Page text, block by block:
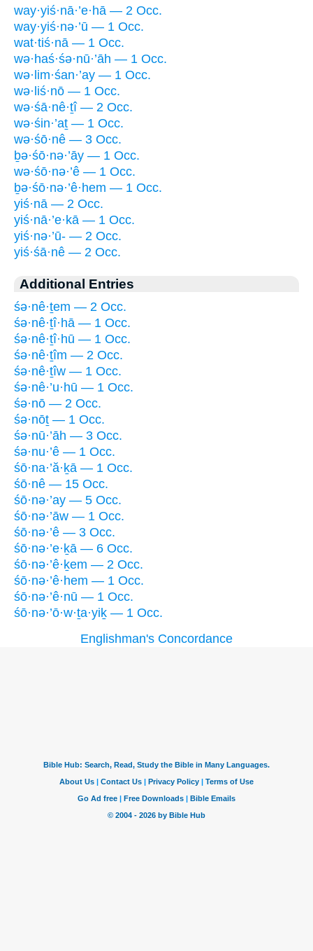
way·yiś·nā·’e·hā — 2 Occ.
way·yiś·nə·’ū — 1 Occ.
wat·tiś·nā — 1 Occ.
wə·haś·śə·nū·’āh — 1 Occ.
wə·lim·śan·’ay — 1 Occ.
wə·liś·nō — 1 Occ.
wə·śā·nê·ṯî — 2 Occ.
wə·śin·’aṯ — 1 Occ.
wə·śō·nê — 3 Occ.
ḇə·śō·nə·’āy — 1 Occ.
wə·śō·nə·’ê — 1 Occ.
ḇə·śō·nə·’ê·hem — 1 Occ.
yiś·nā — 2 Occ.
yiś·nā·’e·kā — 1 Occ.
yiś·nə·’ū- — 2 Occ.
yiś·śā·nê — 2 Occ.
Additional Entries
śə·nê·ṯem — 2 Occ.
śə·nê·ṯî·hā — 1 Occ.
śə·nê·ṯî·hū — 1 Occ.
śə·nê·ṯîm — 2 Occ.
śə·nê·ṯîw — 1 Occ.
śə·nê·’u·hū — 1 Occ.
śə·nō — 2 Occ.
śə·nōṯ — 1 Occ.
śə·nū·’āh — 3 Occ.
śə·nu·’ê — 1 Occ.
śō·na·’ă·ḵā — 1 Occ.
śō·nê — 15 Occ.
śō·nə·’ay — 5 Occ.
śō·nə·’āw — 1 Occ.
śō·nə·’ê — 3 Occ.
śō·nə·’e·ḵā — 6 Occ.
śō·nə·’ê·ḵem — 2 Occ.
śō·nə·’ê·hem — 1 Occ.
śō·nə·’ê·nū — 1 Occ.
śō·nə·’ō·w·ṯa·yiḵ — 1 Occ.
Englishman's Concordance